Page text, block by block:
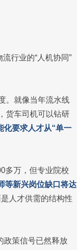
行业的“人机协同”
。就像当年流水线
货车司机可以钻研
化要求人才从“单一
多万，但专业院校
等新兴岗位缺口将达
人才供需的结构性
政策信号已然释放